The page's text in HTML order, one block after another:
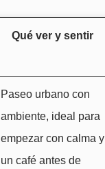
Qué ver y sentir
Paseo urbano con
ambiente, ideal para
empezar con calma y
un café antes de